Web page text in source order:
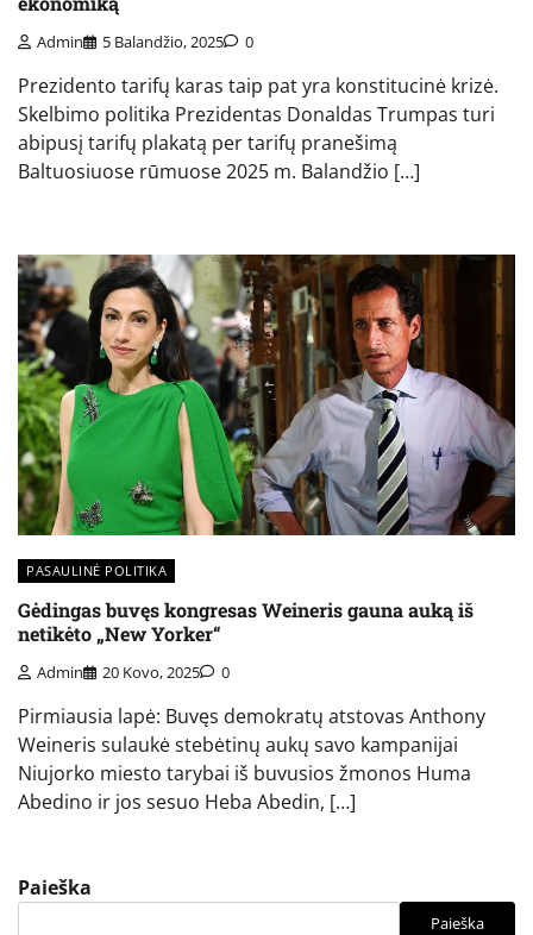
Admin 5 Balandžio, 2025 0
Prezidento tarifų karas taip pat yra konstitucinė krizė.
Skelbimo politika Prezidentas Donaldas Trumpas turi
abipusį tarifų plakatą per tarifų pranešimą
Baltuosiuose rūmuose 2025 m. Balandžio […]
PASAULINĖ POLITIKA
Gėdingas buvęs kongresas Weineris gauna auką iš
netikėto „New Yorker“
Admin 20 Kovo, 2025 0
Pirmiausia lapė: Buvęs demokratų atstovas Anthony
Weineris sulaukė stebėtinų aukų savo kampanijai
Niujorko miesto tarybai iš buvusios žmonos Huma
Abedino ir jos sesuo Heba Abedin, […]
Paieška
Paieška